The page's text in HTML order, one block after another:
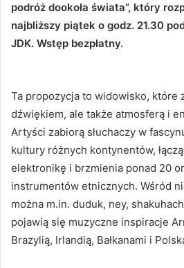
podróż dookoła świata”, który
najbliższy piątek o godz. 21.30
JDK. Wstęp bezpłatny.
Ta propozycja to widowisko, które
dźwiękiem, ale także atmosferą i
Artyści zabiorą słuchaczy w
kultury różnych kontynentów,
elektronikę i brzmienia ponad 20
instrumentów etnicznych. Wśród
można m.in. duduk, ney,
pojawią się muzyczne inspiracje
Brazylią, Irlandią, Bałkanami i